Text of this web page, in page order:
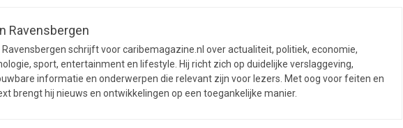
Ravensbergen
Ravensbergen schrijft voor caribemagazine.nl over actualiteit, politiek, economie,
sport, entertainment en lifestyle. Hij richt zich op duidelijke verslaggeving,
informatie en onderwerpen die relevant zijn voor lezers. Met oog voor feiten en
brengt hij nieuws en ontwikkelingen op een toegankelijke manier.